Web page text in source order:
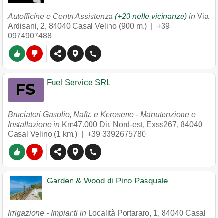
Autofficine e Centri Assistenza (+20 nelle vicinanze) in Via
Ardisani, 2, 84040 Casal Velino (900 m.) | +39
0974907488
Fuel Service SRL
Bruciatori Gasolio, Nafta e Kerosene - Manutenzione e
Installazione in Km47.000 Dir. Nord-est, Exss267, 84040
Casal Velino (1 km.) | +39 3392675780
Garden & Wood di Pino Pasquale
Irrigazione - Impianti in Località Portararo, 1, 84040 Casal